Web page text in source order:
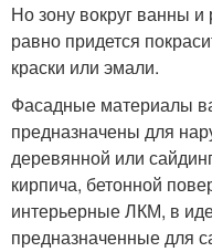
Но зону вокруг ванны
равно придется
краски или эмали.
Фасадные материалы
предназначены для
деревянной или
кирпича, бетонной
интерьерные ЛКМ, в
предназначенные для